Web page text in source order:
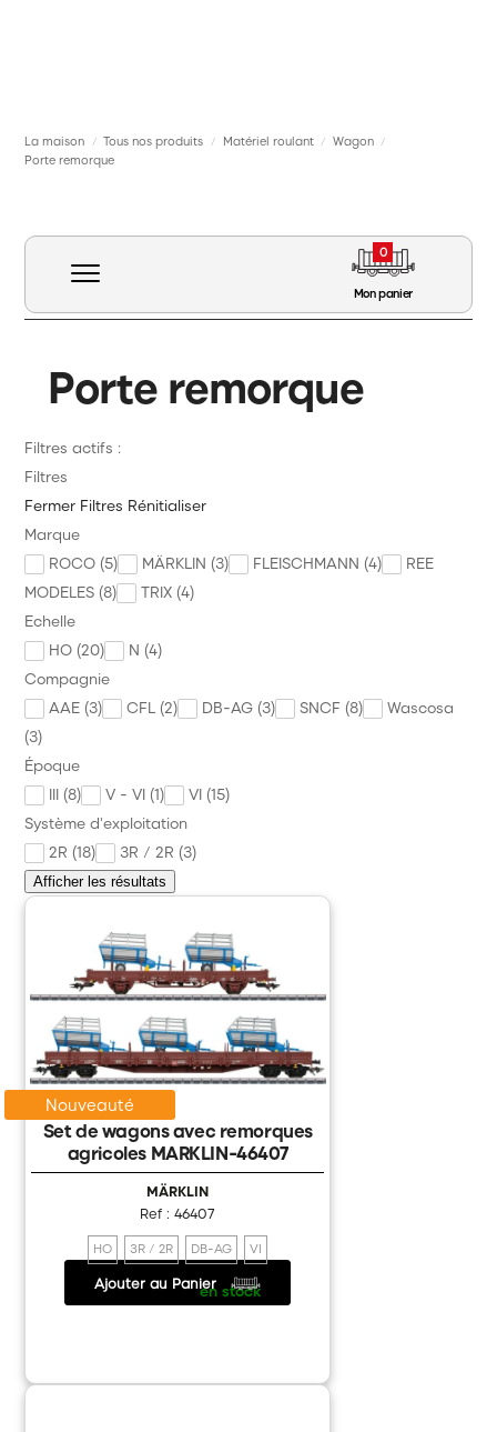
Mon panier
0
Voie Signalisation Caténaire
Véhicule Personnage
Alimentation Digital Commande
Outillage et Consommable
Annonces des trains
PROMOS
Divers
Marque
Citadel Colour
La maison / Tous nos produits / Matériel roulant / Wagon /
Porte remorque
Porte remorque
Porte remorque
Filtres actifs :
Filtres
Fermer Filtres Rénitialiser
Marque
ROCO (5)
MÄRKLIN (3) FLEISCHMANN (4)
REE
MODELES (8)
TRIX (4)
Echelle
HO (20)
N (4)
Compagnie
AAE (3)
CFL (2) DB-AG (3) SNCF (8)
Wascosa
(3)
Époque
III (8)
V - VI (1)
VI (15)
Système d'exploitation
2R (18)
3R / 2R (3)
Afficher les résultats
Nouveauté
Set de wagons avec remorques
agricoles MARKLIN-46407
MÄRKLIN
Ref : 46407
HO 3R / 2R DB-AG VI
139.00 € / en stock
Ajouter au Panier